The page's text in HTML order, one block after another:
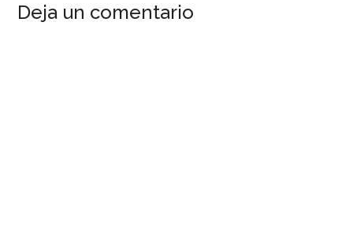
Deja un comentario